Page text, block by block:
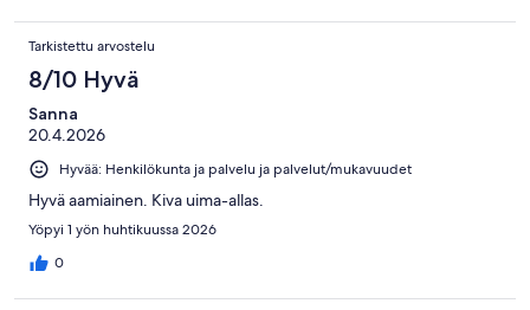
Tarkistettu arvostelu
8/10 Hyvä
Sanna
20.4.2026
Hyvää: Henkilökunta ja palvelu ja palvelut/mukavuudet
Hyvä aamiainen. Kiva uima-allas.
Yöpyi 1 yön huhtikuussa 2026
0